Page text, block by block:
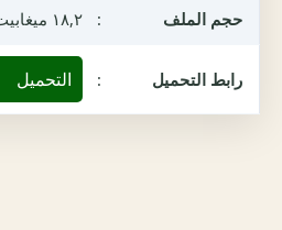
حجم الملف : ١٨,٢ ميغابيت
رابط التحميل : التحميل